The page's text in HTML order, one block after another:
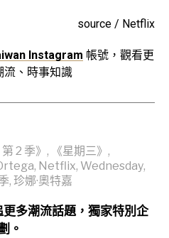
source / Netflix
Instagram 帳號，觀看更
流、時事知識
2 季》 , 《星期三》 ,
, Netflix, Wednesday,
, 珍娜·奧特嘉
多潮流話題，獨家特別企
。